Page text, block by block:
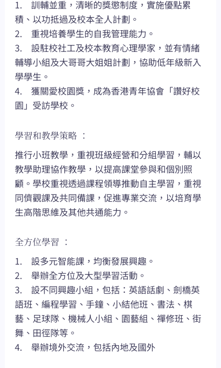
1. 訓輔並重，清晰的獎懲制度，實施優點累
積、以功抵過及校本全人計劃。
2. 重視培養學生的自我管理能力。
3. 設駐校社工及校本教育心理學家，並有情緒
輔導小組及大哥哥大姐姐計劃，協助低年級新入
學學生。
4. 獲關愛校園獎，成為香港青年協會「讚好校
園」受訪學校。
學習和教學策略 ：
推行小班教學，重視班級經營和分組學習，輔以
教學助理協作教學，以提高課堂參與和個別照
顧。學校重視透過課程領導推動自主學習，重視
同儕觀課及共同備課，促進專業交流，以培育學
生高階思維及其他共通能力。
全方位學習 ：
1. 設多元智能課，均衡發展興趣。
2. 舉辦全方位及大型學習活動。
3. 設不同興趣小組，包括：英語話劇、劍橋英
語班、編程學習、手鐘、小結他班、書法、棋
藝、足球隊、機械人小組、園藝組、禪修班、街
舞、田徑隊等。
4. 舉辦境外交流，包括內地及國外